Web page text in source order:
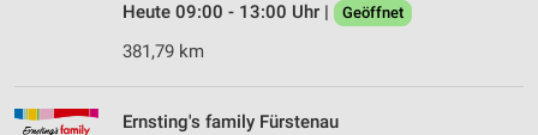
Heute 09:00 - 13:00 Uhr |
Geöffnet
381,79 km
Ernsting's family Fürstenau